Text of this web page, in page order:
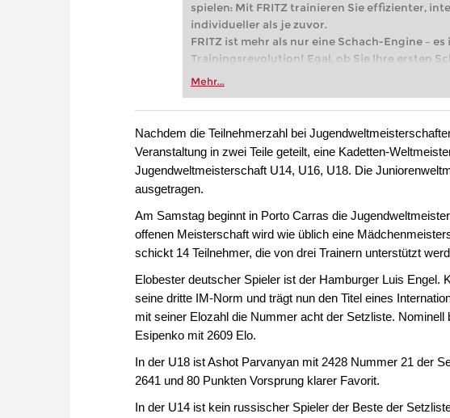
spielen: Mit FRITZ trainieren Sie effizienter,
individueller als je zuvor.
FRITZ ist mehr als nur eine Schach-Engine – es
Trainingsrevolution! Egal, ob Sie Ihre ersten
Vereinsschachs machen oder bereits auf
zuvor.
Mehr...
Nachdem die Teilnehmerzahl bei
Veranstaltung in zwei Teile geteilt, eine Kadetten-
Jugendweltmeisterschaft U14, U16, U18. Die
ausgetragen.
Am Samstag beginnt in Porto Carras die
offenen Meisterschaft wird wie üblich eine
schickt 14 Teilnehmer, die von drei Trainern unterstützt
Elobester deutscher Spieler ist der Hamburger Luis Engel.
seine dritte IM-Norm und trägt nun den Titel eines
mit seiner Elozahl die Nummer acht der Setzliste.
Esipenko mit 2609 Elo.
In der U18 ist Ashot Parvanyan mit 2428 Nummer 21 der
2641 und 80 Punkten Vorsprung klarer Favorit.
In der U14 ist kein russischer Spieler der Beste der